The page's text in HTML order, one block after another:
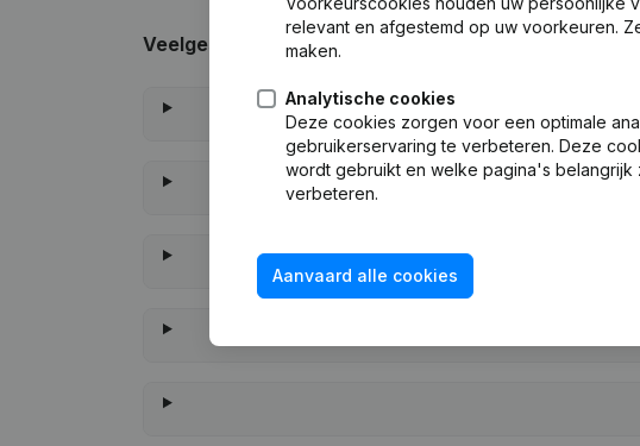
Veelgestelde vragen
relevant en afgestemd op uw voorkeuren.
maken.
Analytische cookies
Deze cookies zorgen voor een optimale
gebruikerservaring te verbeteren. Deze
wordt gebruikt en welke pagina's belangrijk
verbeteren.
Aanvaard alle cookies